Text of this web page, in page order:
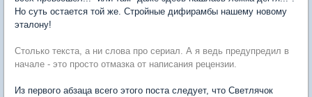
Но суть остается той же. Стройные дифирамбы нашему новому
эталону!
Столько текста, а ни слова про сериал. А я ведь предупредил в
начале - это просто отмазка от написания рецензии.
Из первого абзаца всего этого поста следует, что Светлячок